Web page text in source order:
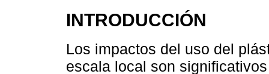
INTRODUCCIÓN
Los impactos del uso del
escala local son